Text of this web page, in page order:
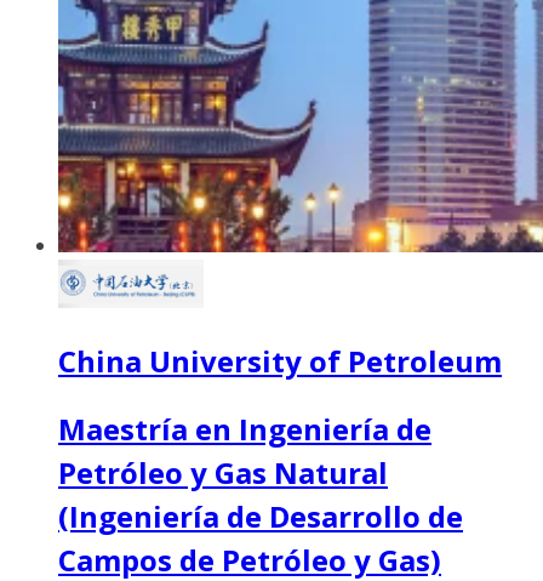
China University of Petroleum
Maestría en Ingeniería de
Petróleo y Gas Natural
(Ingeniería de Desarrollo de
Campos de Petróleo y Gas)